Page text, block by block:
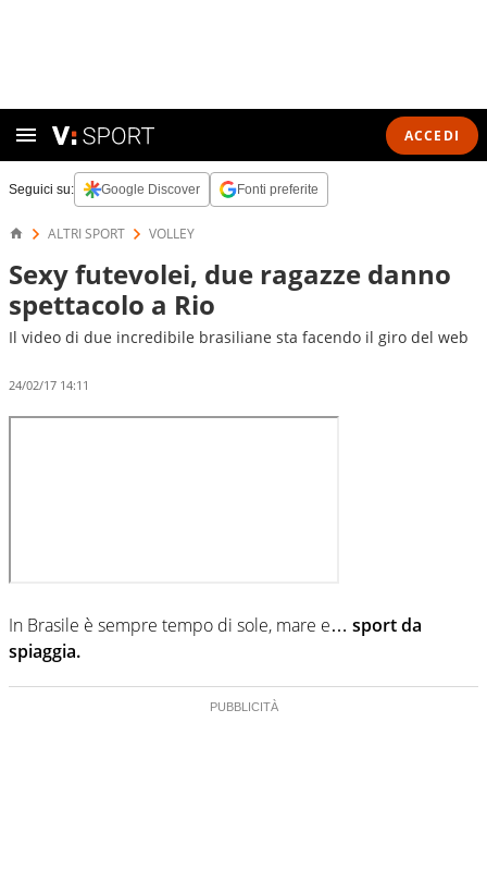
ACCEDI
Seguici su: Google Discover Fonti preferite
ALTRI SPORT VOLLEY
Sexy futevolei, due ragazze danno
spettacolo a Rio
Il video di due incredibile brasiliane sta facendo il giro del web
24/02/17 14:11
In Brasile è sempre tempo di sole, mare e… sport da
spiaggia.